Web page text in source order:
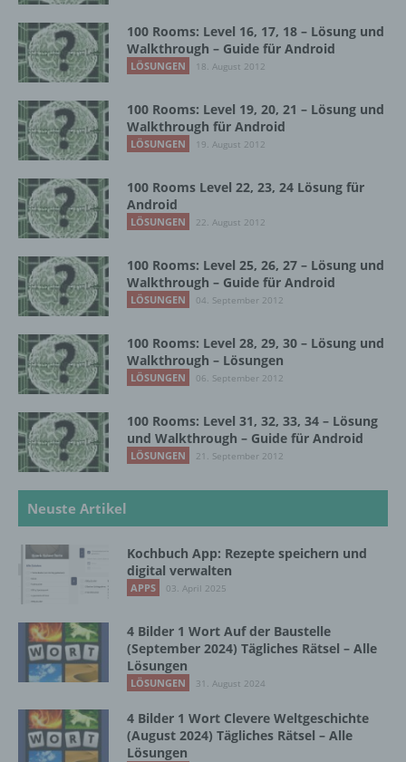
100 Rooms: Level 16, 17, 18 – Lösung und
Walkthrough – Guide für Android
LÖSUNGEN 18. August 2012
100 Rooms: Level 19, 20, 21 – Lösung und
Walkthrough für Android
LÖSUNGEN 19. August 2012
100 Rooms Level 22, 23, 24 Lösung für
Android
LÖSUNGEN 22. August 2012
100 Rooms: Level 25, 26, 27 – Lösung und
Walkthrough – Guide für Android
LÖSUNGEN 04. September 2012
100 Rooms: Level 28, 29, 30 – Lösung und
Walkthrough – Lösungen
LÖSUNGEN 06. September 2012
100 Rooms: Level 31, 32, 33, 34 – Lösung
und Walkthrough – Guide für Android
LÖSUNGEN 21. September 2012
Neuste Artikel
Kochbuch App: Rezepte speichern und
digital verwalten
APPS 03. April 2025
4 Bilder 1 Wort Auf der Baustelle
(September 2024) Tägliches Rätsel – Alle
Lösungen
LÖSUNGEN 31. August 2024
4 Bilder 1 Wort Clevere Weltgeschichte
(August 2024) Tägliches Rätsel – Alle
Lösungen
dem Unionsrecht oder dem Recht der
Mitgliedstaaten möglicherweise
personenbezogene Daten erhalten, gelten
jedoch nicht als Empfänger.
j) Dritter
Person, Behörde, Einrichtung oder andere
Stelle außer der betroffenen Person, dem
Verantwortlichen, dem Auftragsverarbeiter
und den Personen, die unter der
unmittelbaren Verantwortung des
Verantwortlichen oder des
Auftragsverarbeiters befugt sind, die
personenbezogenen Daten zu verarbeiten.
k) Einwilligung
Einwilligung ist jede von der betroffenen
Person freiwillig für den bestimmten Fall in
informierter Weise und unmissverständlich
abgegebene Willensbekundung in Form
einer Erklärung oder einer sonstigen
eindeutigen bestätigenden Handlung, mit der
die betroffene Person zu verstehen gibt, dass
personenbezogenen Daten einverstanden
ist.
Name und Anschrift des für die Verarbeitung
Verantwortlichen
Grundverordnung, sonstiger in den Mitgliedstaaten
der Europäischen Union geltenden
Datenschutzgesetze und anderer Bestimmungen